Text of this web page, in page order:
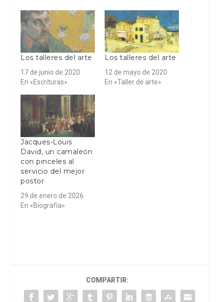
Los talleres del arte
17 de junio de 2020
En «Escrituras»
Los talleres del arte
12 de mayo de 2020
En «Taller de arte»
Jacques-Louis
David, un camaleón
con pinceles al
servicio del mejor
postor
29 de enero de 2026
En «Biografía»
COMPARTIR: